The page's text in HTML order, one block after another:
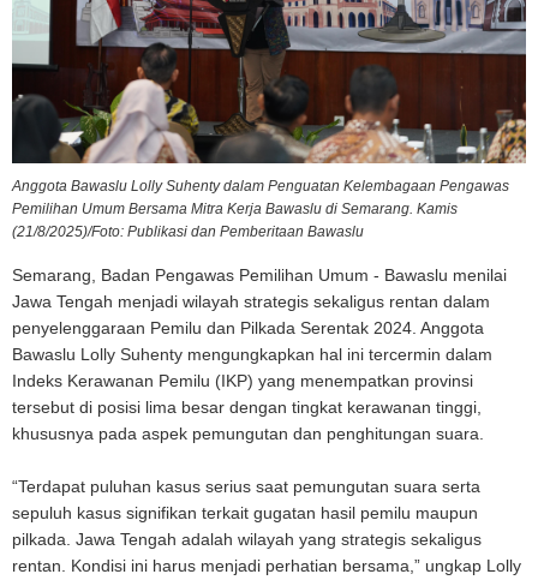
Anggota Bawaslu Lolly Suhenty dalam Penguatan Kelembagaan Pengawas
Pemilihan Umum Bersama Mitra Kerja Bawaslu di Semarang. Kamis
(21/8/2025)/Foto: Publikasi dan Pemberitaan Bawaslu
Semarang, Badan Pengawas Pemilihan Umum - Bawaslu menilai
Jawa Tengah menjadi wilayah strategis sekaligus rentan dalam
penyelenggaraan Pemilu dan Pilkada Serentak 2024. Anggota
Bawaslu Lolly Suhenty mengungkapkan hal ini tercermin dalam
Indeks Kerawanan Pemilu (IKP) yang menempatkan provinsi
tersebut di posisi lima besar dengan tingkat kerawanan tinggi,
khususnya pada aspek pemungutan dan penghitungan suara.
“Terdapat puluhan kasus serius saat pemungutan suara serta
sepuluh kasus signifikan terkait gugatan hasil pemilu maupun
pilkada. Jawa Tengah adalah wilayah yang strategis sekaligus
rentan. Kondisi ini harus menjadi perhatian bersama,” ungkap Lolly